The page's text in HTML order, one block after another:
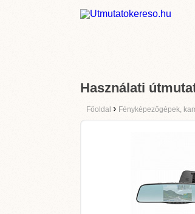
Használati
Főoldal › Fényképezőgépek,